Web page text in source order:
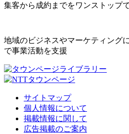
集客から成約までをワンストップ
地域のビジネスやマーケティング
で事業活動を支援
サイトマップ
個人情報について
掲載情報に関して
広告掲載のご案内